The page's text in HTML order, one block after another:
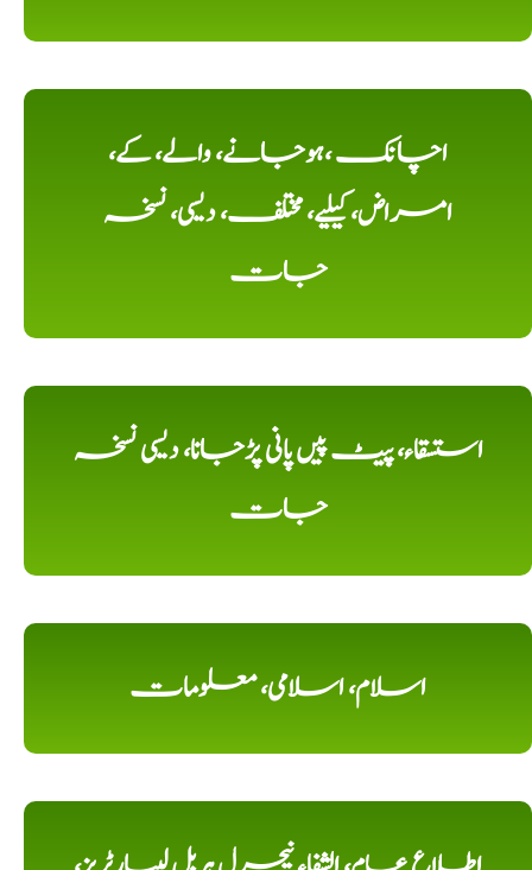
اچانک ،ہوجانے، والے، کے،
امراض، کیلیے، مختلف، دیسی، نسخہ
جات
استسقاء، پیٹ پیں پانی پڑجانا، دیسی نسخہ
جات
اسلام، اسلامی، معلومات